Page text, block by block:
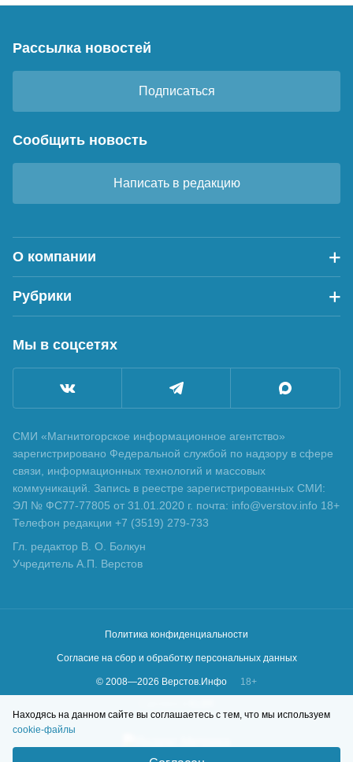
Рассылка новостей
Подписаться
Сообщить новость
Написать в редакцию
О компании
Рубрики
Мы в соцсетях
СМИ «Магнитогорское информационное агентство»
зарегистрировано Федеральной службой по надзору в сфере
связи, информационных технологий и массовых
коммуникаций. Запись в реестре зарегистрированных СМИ:
ЭЛ № ФС77-77805 от 31.01.2020 г. почта: info@verstov.info 18+
Телефон редакции +7 (3519) 279-733
Гл. редактор В. О. Болкун
Учредитель А.П. Верстов
Политика конфиденциальности
Согласие на сбор и обработку персональных данных
© 2008—2026 Верстов.Инфо
18+
Находясь на данном сайте вы соглашаетесь с тем, что мы используем
cookie-файлы